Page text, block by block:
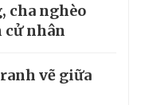
cha nghèo
cử nhân
vẽ giữa